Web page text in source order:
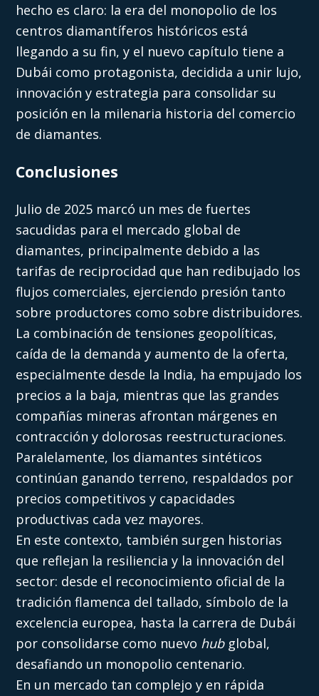
hecho es claro: la era del monopolio de los
centros diamantíferos históricos está
llegando a su fin, y el nuevo capítulo tiene a
Dubái como protagonista, decidida a unir lujo,
innovación y estrategia para consolidar su
posición en la milenaria historia del comercio
de diamantes.
Conclusiones
Julio de 2025 marcó un mes de fuertes
sacudidas para el mercado global de
diamantes, principalmente debido a las
tarifas de reciprocidad que han redibujado los
flujos comerciales, ejerciendo presión tanto
sobre productores como sobre distribuidores.
La combinación de tensiones geopolíticas,
caída de la demanda y aumento de la oferta,
especialmente desde la India, ha empujado los
precios a la baja, mientras que las grandes
compañías mineras afrontan márgenes en
contracción y dolorosas reestructuraciones.
Paralelamente, los diamantes sintéticos
continúan ganando terreno, respaldados por
precios competitivos y capacidades
productivas cada vez mayores.
En este contexto, también surgen historias
que reflejan la resiliencia y la innovación del
sector: desde el reconocimiento oficial de la
tradición flamenca del tallado, símbolo de la
excelencia europea, hasta la carrera de Dubái
por consolidarse como nuevo hubglobal,
desafiando un monopolio centenario.
En un mercado tan complejo y en rápida